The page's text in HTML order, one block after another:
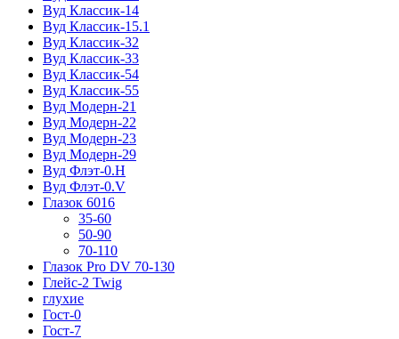
Вуд Классик-14
Вуд Классик-15.1
Вуд Классик-32
Вуд Классик-33
Вуд Классик-54
Вуд Классик-55
Вуд Модерн-21
Вуд Модерн-22
Вуд Модерн-23
Вуд Модерн-29
Вуд Флэт-0.H
Вуд Флэт-0.V
Глазок 6016
35-60
50-90
70-110
Глазок Pro DV 70-130
Глейс-2 Twig
глухие
Гост-0
Гост-7